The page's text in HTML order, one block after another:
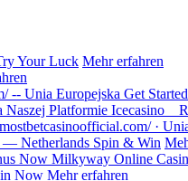
Your Luck Mehr erfahren
-- Unia Europejska Get Started
Platformie Icecasino _
·
— Netherlands Spin & Win
Now Milkyway Online
Now Mehr erfahren